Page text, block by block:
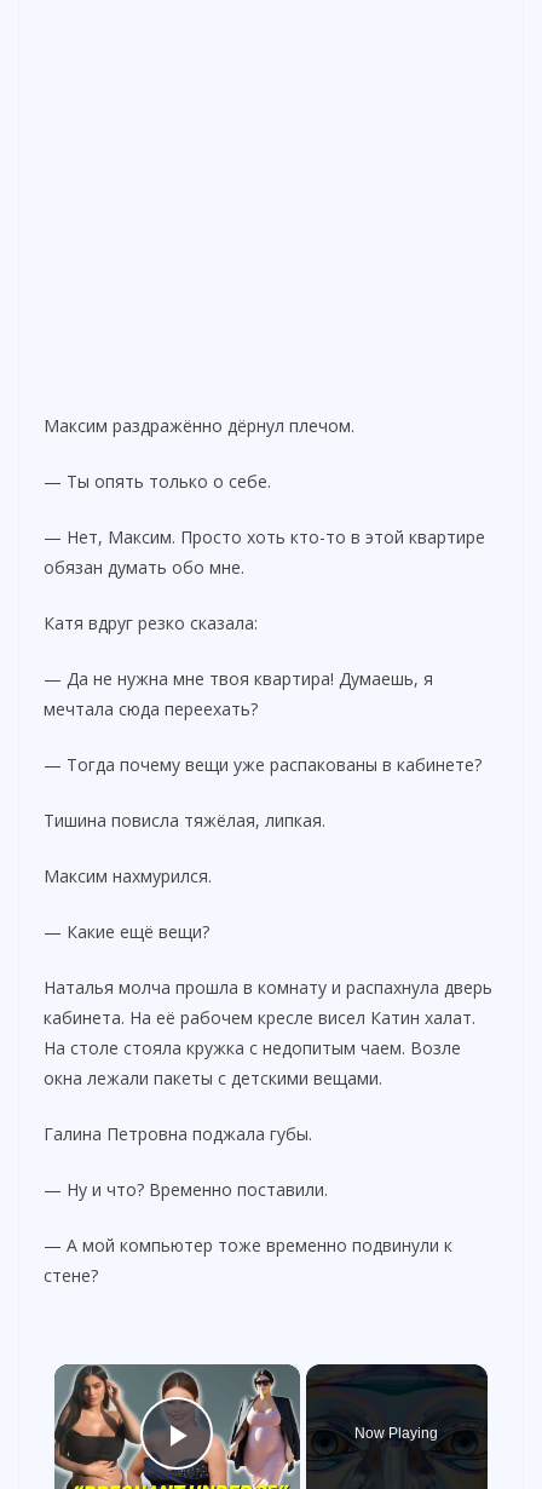
Максим раздражённо дёрнул плечом.
— Ты опять только о себе.
— Нет, Максим. Просто хоть кто-то в этой квартире
обязан думать обо мне.
Катя вдруг резко сказала:
— Да не нужна мне твоя квартира! Думаешь, я
мечтала сюда переехать?
— Тогда почему вещи уже распакованы в кабинете?
Тишина повисла тяжёлая, липкая.
Максим нахмурился.
— Какие ещё вещи?
Наталья молча прошла в комнату и распахнула дверь
кабинета. На её рабочем кресле висел Катин халат.
На столе стояла кружка с недопитым чаем. Возле
окна лежали пакеты с детскими вещами.
Галина Петровна поджала губы.
— Ну и что? Временно поставили.
— А мой компьютер тоже временно подвинули к
стене?
×
Play Video
Now Playing